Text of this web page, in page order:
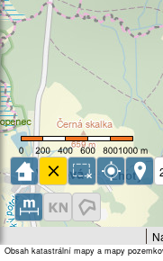
Obsah katastrální mapy a mapy